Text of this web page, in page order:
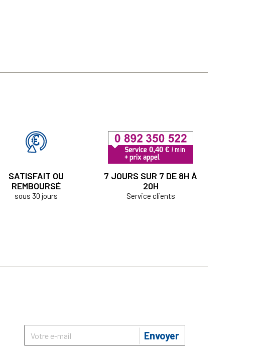
SATISFAIT OU
REMBOURSÉ
sous 30 jours
7 JOURS SUR 7 DE 8H À
20H
Service clients
Envoyer